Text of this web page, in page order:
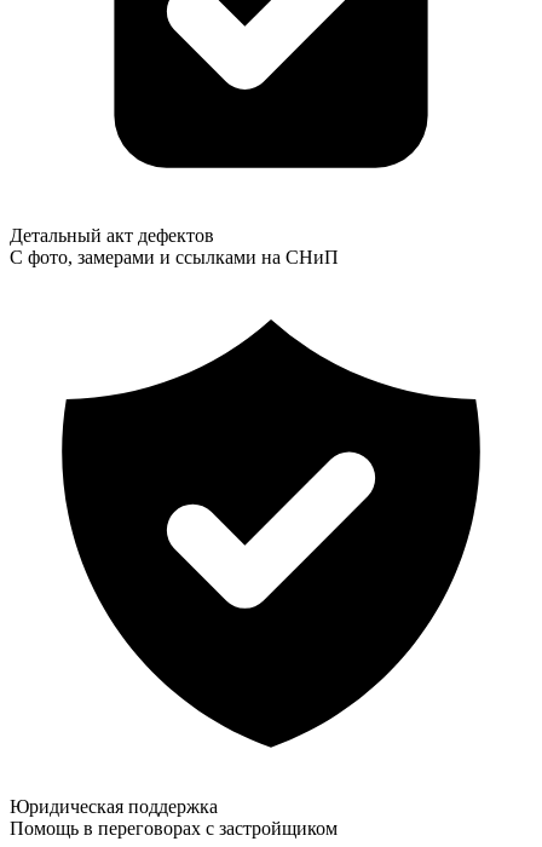
Детальный акт дефектов
С фото, замерами и ссылками на СНиП
Юридическая поддержка
Помощь в переговорах с застройщиком